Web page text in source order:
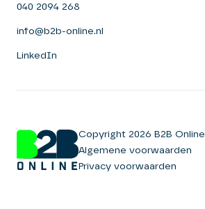
040 2094 268
info@b2b-online.nl
LinkedIn
Copyright 2026 B2B Online
Algemene voorwaarden
Privacy voorwaarden